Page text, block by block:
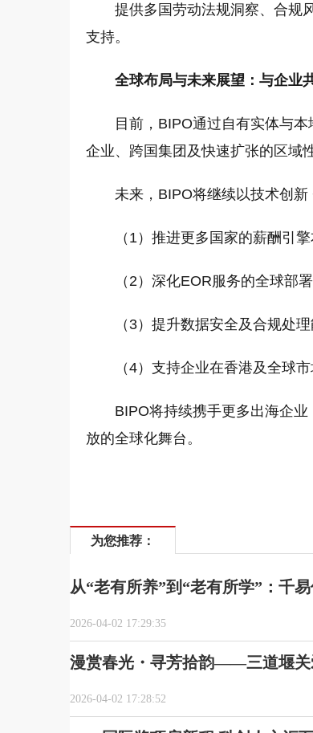
提供多国劳动法规洞察、合规
支持。
全球布局与未来展望：与企业
目前，BIPO通过自有实体与
企业、跨国集团及快速扩张的区域
未来，BIPO将继续以技术创
（1）推进更多国家的薪酬引
（2）深化EOR服务的全球部
（3）提升数据安全及合规处
（4）支持企业在香港及全球
BIPO将持续携手更多出海企
放的全球化舞台。
为您推荐：
从“老有所养”到“老有所学”：千
2026-04-02 17:29:35
漫赏春光・寻芳拾韵——三道堰关
2026-04-02 17:28:52